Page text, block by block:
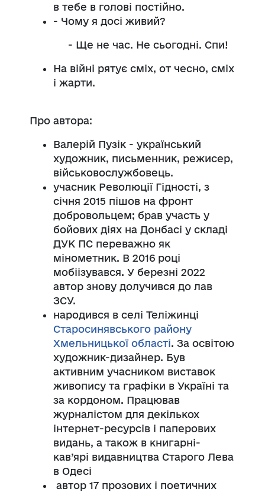
в тебе в голові постійно.
- Чому я досі живий?
- Ще не час. Не сьогодні. Спи!
На війні рятує сміх, от чесно, сміх
і жарти.
Про автора:
Валерій Пузік - український
художник, письменник, режисер,
військовослужбовець.
учасник Революції Гідності, з
січня 2015 пішов на фронт
добровольцем; брав участь у
бойових діях на Донбасі у складі
ДУК ПС переважно як
мінометник. В 2016 році
мобіізувався. У березні 2022
автор знову долучився до лав
ЗСУ.
народився в селі Теліжинці
Старосинявського району
Хмельницької області. За освітою
художник-дизайнер. Був
активним учасником виставок
живопису та графіки в Україні та
за кордоном. Працював
журналістом для декількох
інтернет-ресурсів і паперових
видань, а також в книгарні-
кав’ярі видавництва Старого Лева
в Одесі
автор 17 прозових і поетичних